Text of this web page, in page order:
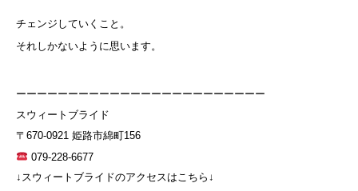
チェンジしていくこと。
それしかないように思います。
ーーーーーーーーーーーーーーーーーーーーーーーー
スウィートブライド
〒670-0921 姫路市綿町156
079-228-6677
↓スウィートブライドのアクセスはこちら↓